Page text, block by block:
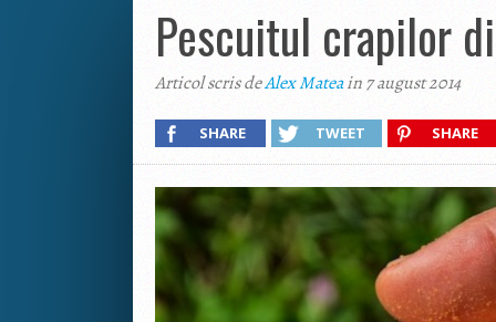
Pescuitul crapilor
Articol scris deAlex Mateain 7 august 2014
SHARE TWEET SHARE